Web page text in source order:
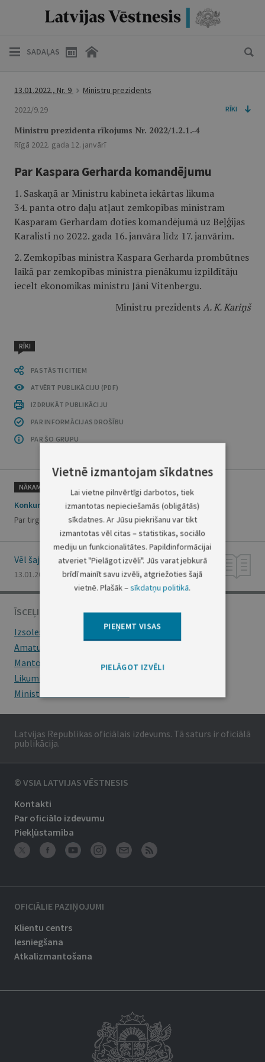
SADAĻAS
13.01.2022., Nr. 9
Ministru prezidents
2022/9.29
RĪKI
Ministru prezidenta rīkojums Nr. 2022/1.2.1.-4
Rīgā 2022. gada 12. janvārī
Par Kaspara Gerharda komandējumu
1. Saskaņā ar Ministru kabineta iekārtas likuma
34. panta otro daļu atļaut zemkopības ministram
Kasparam Gerhardam doties komandējumā uz Beļģijas
Karalisti no 2022. gada 16. janvāra līdz 17. janvārim.
2. Zemkopības ministra Kaspara Gerharda prombūtnes
laikā par zemkopības ministra pienākumu izpildītāju
iecelt ekonomikas ministru Jāni Vitenbergu.
Ministru prezidentsA. K. Kariņš
RĪKI
PASTĀSTI CITIEM
ATVĒRT PUBLIKĀCIJU (PDF)
IZDRUKĀT PUBLIKĀCIJU
PAR INFORMĀCIJAS DROŠĪBU
PAR ŠO GRUPU
NĀKAMAIS
Konkurences padomes lēmums Nr. 1
Par tirgus dalībnieku apvienošanos
Vēl šajā numurā
13.01.2022., Nr. 9
ĪSCEĻI
Izsoles
Amatu konkursi
Mantojumu ziņas
Likumi
Ministru kabineta noteikumi
Latvijas Republikas oficiālais izdevums. Tā saturs ir oficiālā
publikācija.
© VSIA LATVIJAS VĒSTNESIS
Kontakti
Par oficiālo izdevumu
Piekļūstamība
OFICIĀLIE PAZIŅOJUMI
Klientu centrs
Iesniegšana
Atkalizmantošana
Vietnē izmantojam sīkdatnes
Lai vietne pilnvērtīgi darbotos, tiek
izmantotas nepieciešamās (obligātās)
sīkdatnes. Ar Jūsu piekrišanu var tikt
izmantotas vēl citas – statistikas, sociālo
mediju un funkcionalitātes. Papildinformācijai
atveriet "Pielāgot izvēli". Jūs varat jebkurā
brīdī mainīt savu izvēli, atgriežoties šajā
vietnē. Plašāk –sīkdatņu politikā.
PIEŅEMT VISAS
PIELĀGOT IZVĒLI